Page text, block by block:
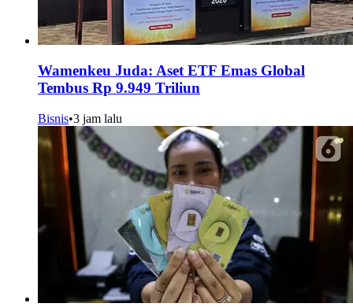
Wamenkeu Juda: Aset ETF Emas Global
Tembus Rp 9.949 Triliun
Bisnis•3 jam lalu